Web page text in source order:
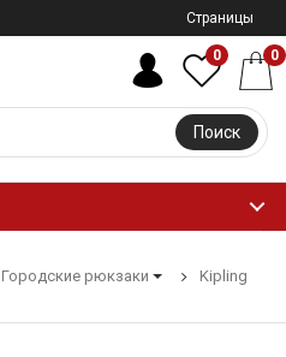
Страницы
Поиск
0 0
Городские рюкзаки Kipling